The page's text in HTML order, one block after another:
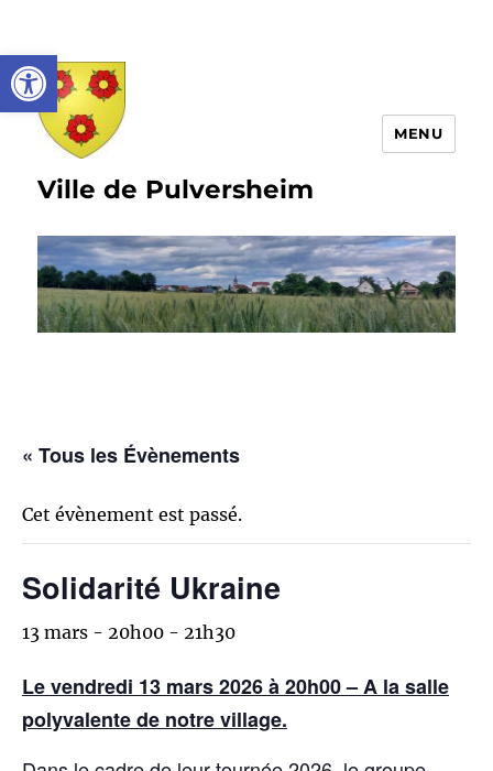
Ouvrir la barre d’outils
Ville de Pulversheim
MENU
« Tous les Évènements
Cet évènement est passé.
Solidarité Ukraine
13 mars - 20h00 - 21h30
Le vendredi 13 mars 2026 à 20h00 – A la salle
polyvalente de notre village.